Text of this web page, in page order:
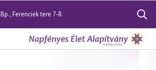
Bp., Ferenciek tere 7-8.
Search
for: